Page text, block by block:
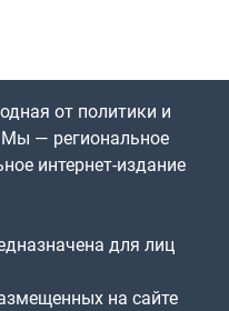
от политики и
Мы — региональное
интернет-издание
для лиц
на сайте